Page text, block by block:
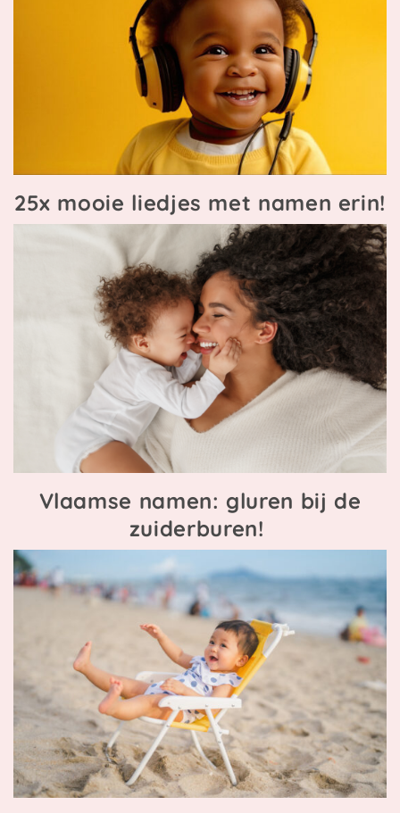
25x mooie liedjes met namen erin!
Vlaamse namen: gluren bij de
zuiderburen!